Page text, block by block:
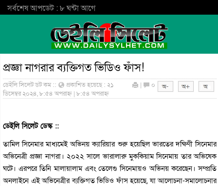
সর্বশেষ আপডেট : ৮ ঘন্টা আগে
প্রজ্ঞা নাগরার ব্যক্তিগত ভিডিও ফাঁস!
ডেইলি সিলেট ডট কম ::
প্রকাশিত হয়েছে : ২১
ডিসেম্বর ২০২৪, ৮:৫৪ অপরাহ্ন | ৮:৫৪ অপরাহ্ন
| ০
ডেইলি সিলেট ডেস্ক ::
তামিল সিনেমার মাধ্যমেই অভিনয় ক্যারিয়ার শুরু হয়েছিল ভারতের দক্ষিণী সিনেমার
অভিনেত্রী প্রজ্ঞা নাগরা। ২০২২ সালে ভারালারু মুককিয়াম সিনেমায় তার অভিষেক
ঘটে। এরপরে তিনি মালায়ালাম এবং তেলেগু সিনেমায়ও অভিনয় করেছেন। সম্প্রতি
অনলাইনে এই অভিনেত্রীর ব্যক্তিগত ভিডিও ফাঁস হয়েছে, যা আলোচনা-সমালোচনার